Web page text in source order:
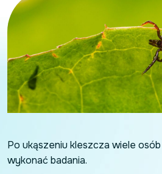
Po ukąszeniu kleszcza wiele
wykonać badania.